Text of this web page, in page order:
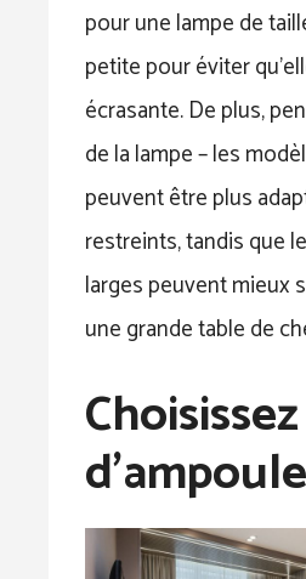
pour une lampe de
petite pour éviter
écrasante. De plus,
de la lampe – les
peuvent être plus
restreints, tandis que
larges peuvent mieux
une grande table de
d’ampoule